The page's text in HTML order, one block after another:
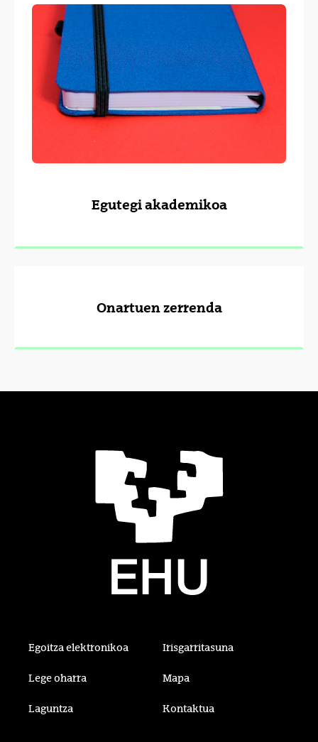
Egutegi akademikoa
Onartuen zerrenda
Egoitza elektronikoa Irisgarritasuna
Lege oharra Mapa
Laguntza Kontaktua